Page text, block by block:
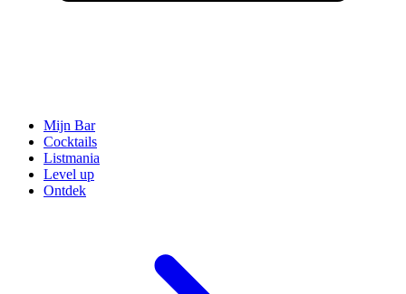
Mijn Bar
Cocktails
Listmania
Level up
Ontdek